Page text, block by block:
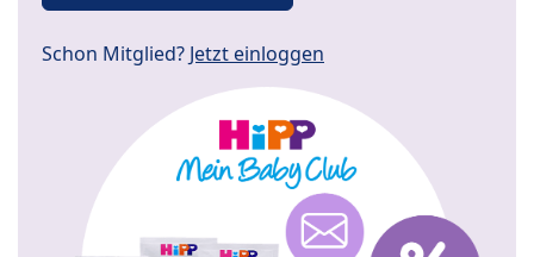
Schon Mitglied? Jetzt einloggen